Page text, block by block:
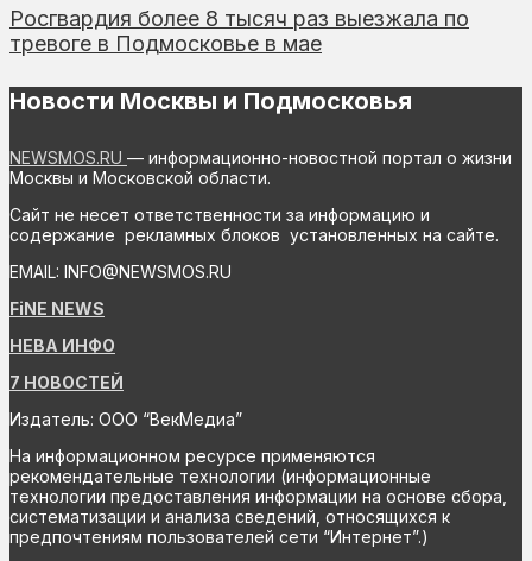
Росгвардия более 8 тысяч раз выезжала по
тревоге в Подмосковье в мае
Новости Москвы и Подмосковья
NEWSMOS.RU — информационно-новостной портал о жизни
Москвы и Московской области.
Сайт не несет ответственности за информацию и
содержание рекламных блоков установленных на сайте.
EMAIL: INFO@NEWSMOS.RU
FiNE NEWS
НЕВА ИНФО
7 НОВОСТЕЙ
Издатель: ООО “ВекМедиа”
На информационном ресурсе применяются
рекомендательные технологии (информационные
технологии предоставления информации на основе сбора,
систематизации и анализа сведений, относящихся к
предпочтениям пользователей сети “Интернет”.)